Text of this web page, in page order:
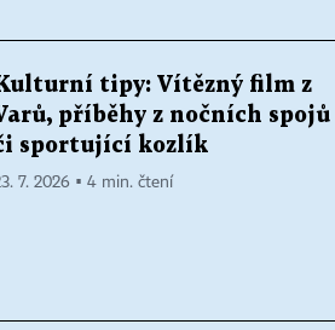
tipy: Vítězný film z
příběhy z nočních spojů
sportující kozlík
7. 2026 ▪ 4 min. čtení